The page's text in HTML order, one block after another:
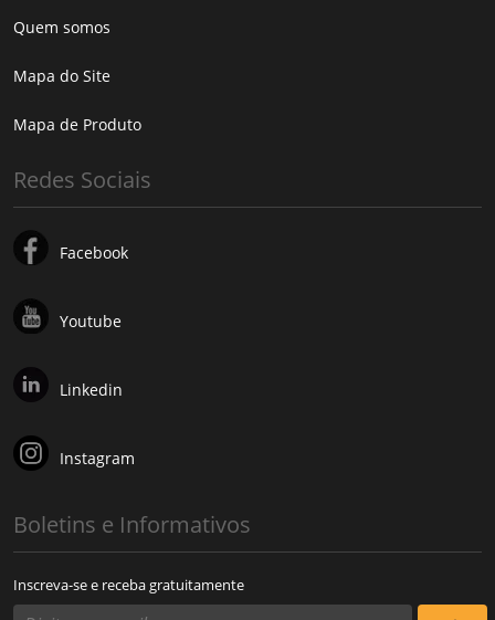
Quem somos
Mapa do Site
Mapa de Produto
Redes Sociais
Facebook
Youtube
Linkedin
Instagram
Boletins e Informativos
Inscreva-se e receba gratuitamente